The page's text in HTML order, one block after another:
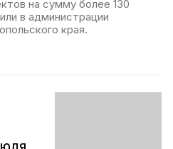
на сумму более 130
в администрации
края.